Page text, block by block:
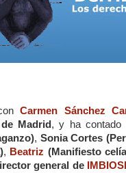
conCarmen Sánchez
Madrid, y ha contado
, Sonia Cortes
, Beatriz (Manifiesto
general de